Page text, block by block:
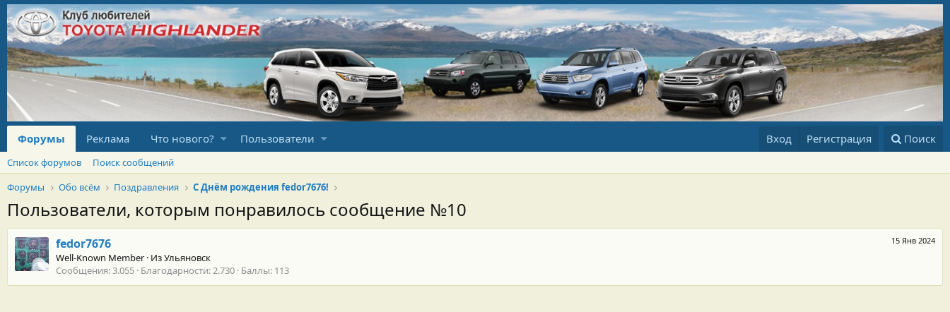
Форумы Реклама Что нового? Пользователи Вход Регистрация Поиск
Список форумов
Поиск сообщений
Форумы
Обо всём Поздравления С Днём рождения fedor7676!
Пользователи, которым понравилось сообщение №10
15 Янв 2024
fedor7676
Well-Known Member · ИзУльяновск
Сообщения 3.055 Благодарности 2.730 Баллы 113